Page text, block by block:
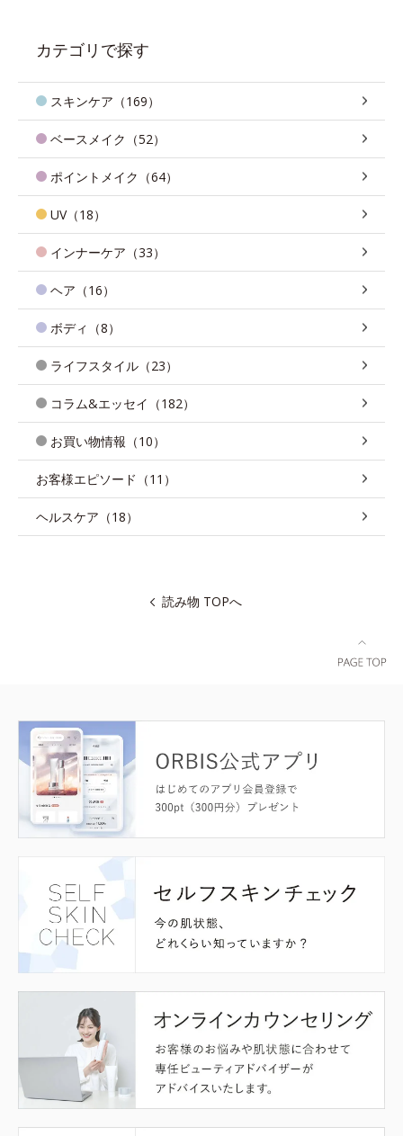
カテゴリで探す
スキンケア（169）
ベースメイク（52）
ポイントメイク（64）
UV（18）
インナーケア（33）
ヘア（16）
ボディ（8）
ライフスタイル（23）
コラム&エッセイ（182）
お買い物情報（10）
お客様エピソード（11）
ヘルスケア（18）
読み物 TOPへ